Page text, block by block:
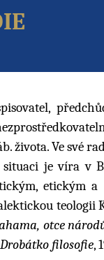
života. Ve své
je víra v
etickým a
teologii
otce
filosofie,